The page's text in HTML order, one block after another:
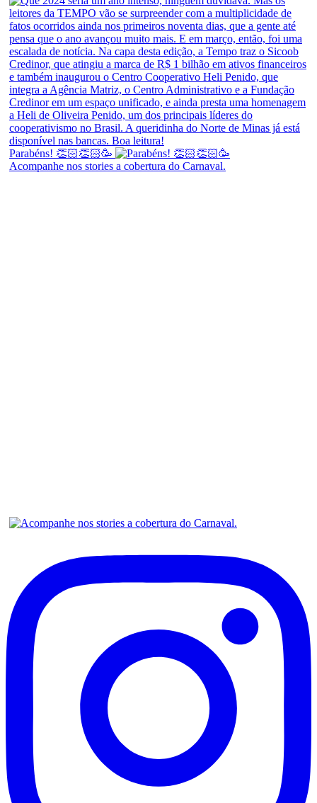
Parabéns! 👏🏻👏🏻🥳
Acompanhe nos stories a cobertura do Carnaval.